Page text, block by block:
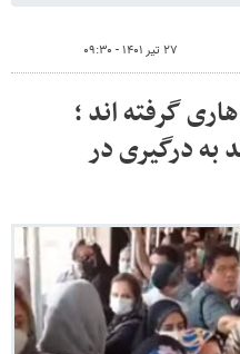
۲۷ تیر ۱۴۰۱ - ۰۹:۳۰
گرفته اند ؛
به درگیری در